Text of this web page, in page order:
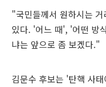
"국민들께서 원하시는
있다. '어느 때', '어떤 방
냐는 앞으로 좀 보겠다."
김문수 후보는 '탄핵 사